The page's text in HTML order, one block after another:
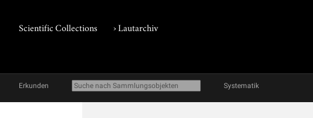
Scientific Collections ›Lautarchiv
Erkunden Systematik